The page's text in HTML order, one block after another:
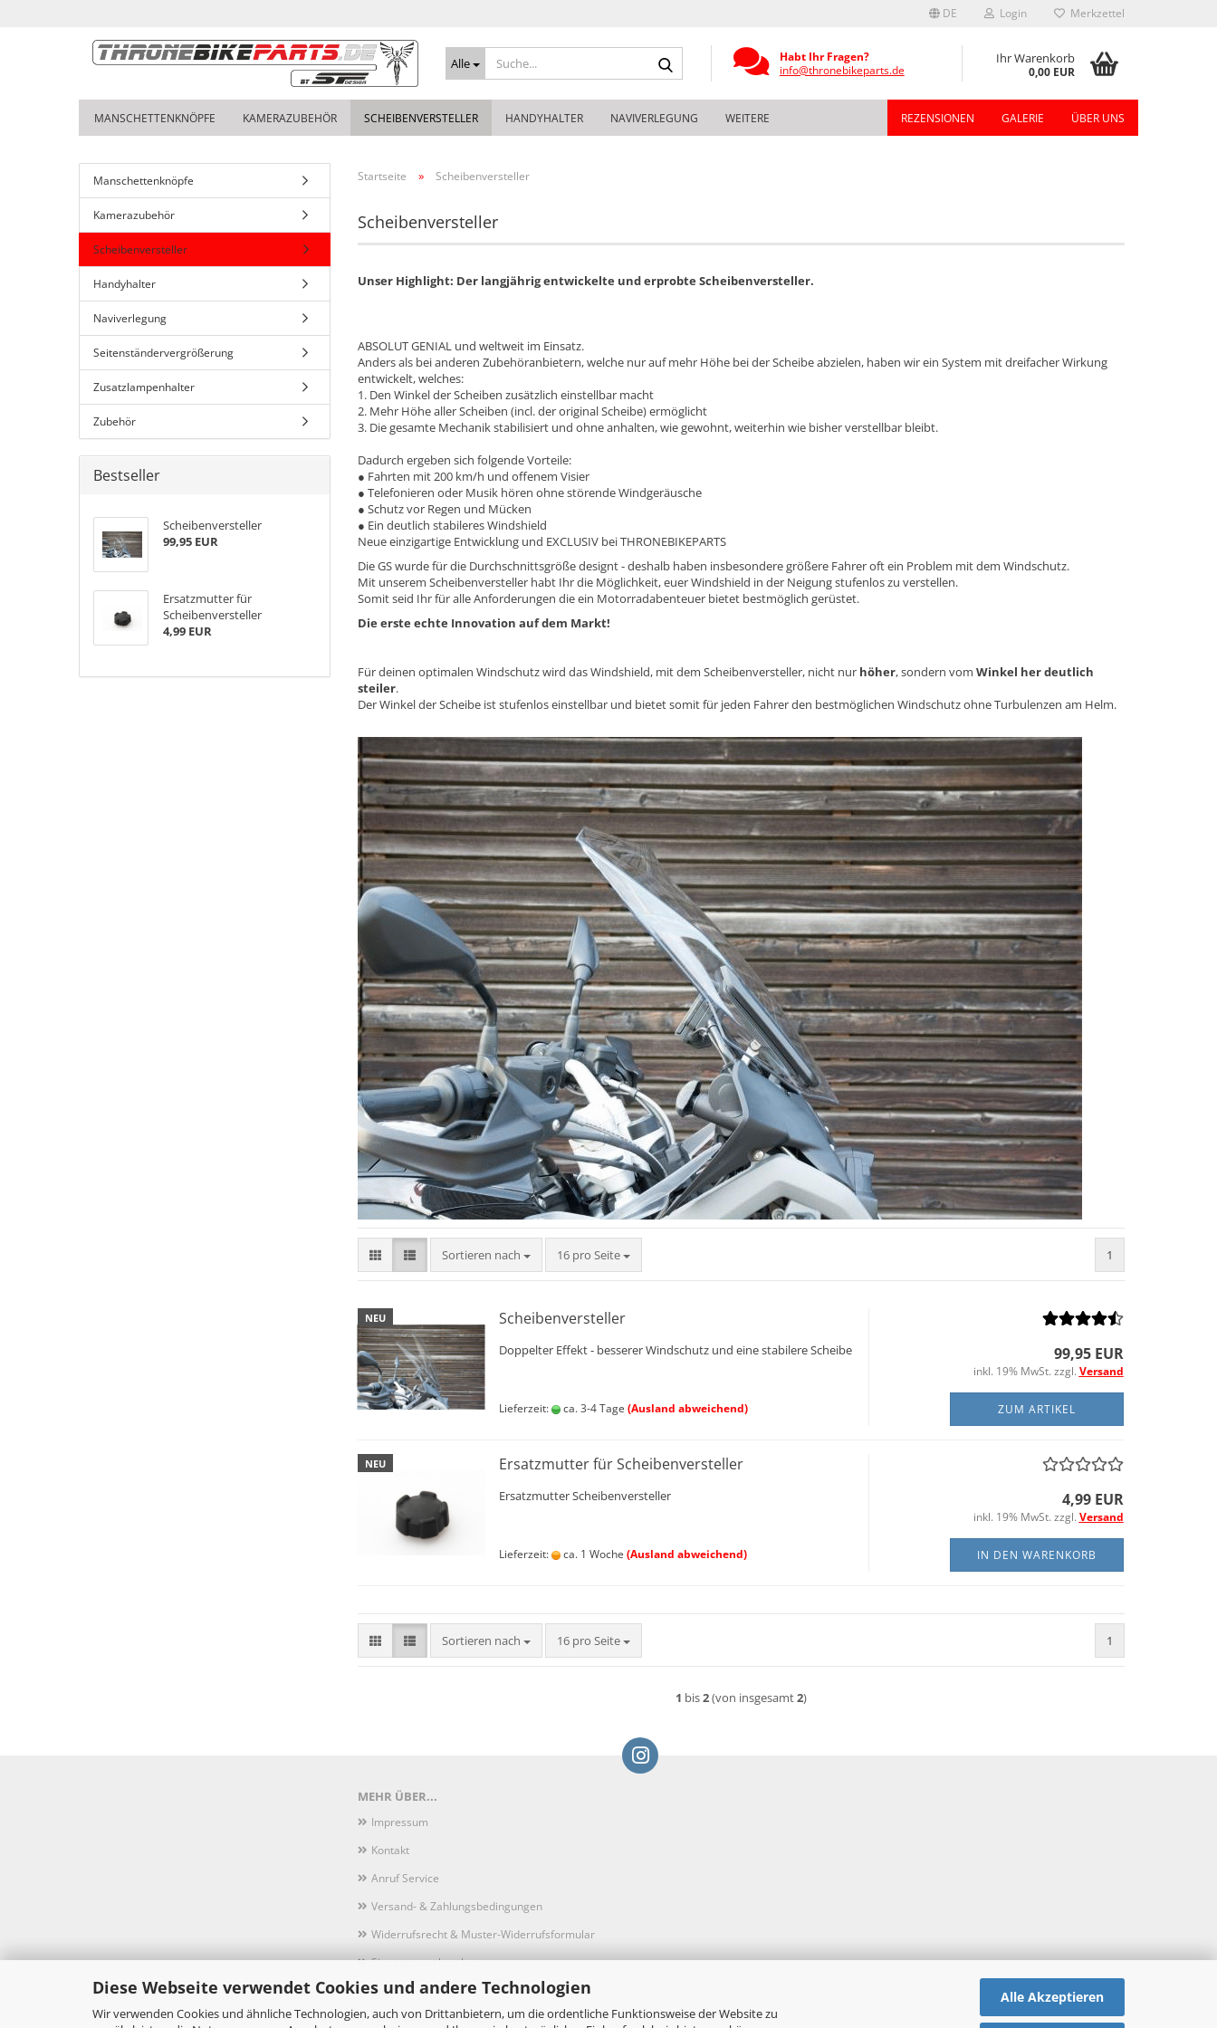
Diese Webseite verwendet Cookies und andere Technologien
Wir verwenden Cookies und ähnliche Technologien, auch von Drittanbietern, um die ordentliche Funktionsweise der Website zu
Alle Akzeptieren
DE Login Merkzettel
Alle
Habt Ihr Fragen?
info@thronebikeparts.de
Ihr Warenkorb
0,00 EUR
MANSCHETTENKNÖPFE KAMERAZUBEHÖR SCHEIBENVERSTELLER HANDYHALTER NAVIVERLEGUNG REZENSIONEN GALERIE ÜBER UNS
WEITERE
Startseite » Scheibenversteller
Scheibenversteller
Unser Highlight: Der langjährig entwickelte und erprobte Scheibenversteller.
ABSOLUT GENIAL und weltweit im Einsatz.
Anders als bei anderen Zubehöranbietern, welche nur auf mehr Höhe bei der Scheibe abzielen, haben wir ein System mit dreifacher Wirkung
entwickelt, welches:
1. Den Winkel der Scheiben zusätzlich einstellbar macht
2. Mehr Höhe aller Scheiben (incl. der original Scheibe) ermöglicht
3. Die gesamte Mechanik stabilisiert und ohne anhalten, wie gewohnt, weiterhin wie bisher verstellbar bleibt.
Dadurch ergeben sich folgende Vorteile:
● Fahrten mit 200 km/h und offenem Visier
● Telefonieren oder Musik hören ohne störende Windgeräusche
● Schutz vor Regen und Mücken
● Ein deutlich stabileres Windshield
Neue einzigartige Entwicklung und EXCLUSIV bei THRONEBIKEPARTS
Die GS wurde für die Durchschnittsgröße designt - deshalb haben insbesondere größere Fahrer oft ein Problem mit dem Windschutz.
Mit unserem Scheibenversteller habt Ihr die Möglichkeit, euer Windshield in der Neigung stufenlos zu verstellen.
Somit seid Ihr für alle Anforderungen die ein Motorradabenteuer bietet bestmöglich gerüstet.
Die erste echte Innovation auf dem Markt!
Für deinen optimalen Windschutz wird das Windshield, mit dem Scheibenversteller, nicht nur höher, sondern vom Winkel her deutlich
steiler.
Der Winkel der Scheibe ist stufenlos einstellbar und bietet somit für jeden Fahrer den bestmöglichen Windschutz ohne Turbulenzen am Helm.
Sortieren nach
Sortieren nach 16 pro Seite
pro Seite 1
NEU Scheibenversteller
Doppelter Effekt - besserer Windschutz und eine stabilere Scheibe
Lieferzeit: ca. 3-4 Tage (Ausland abweichend)
99,95 EUR
inkl. 19% MwSt. zzgl. Versand
ZUM ARTIKEL
NEU Ersatzmutter für Scheibenversteller
Ersatzmutter Scheibenversteller
Lieferzeit: ca. 1 Woche (Ausland abweichend)
4,99 EUR
inkl. 19% MwSt. zzgl. Versand
IN DEN WARENKORB
Sortieren nach
Sortieren nach 16 pro Seite
pro Seite 1
1 bis2(von insgesamt2)
Manschettenknöpfe
Kamerazubehör
Scheibenversteller
Handyhalter
Naviverlegung
Seitenständervergrößerung
Zusatzlampenhalter
Zubehör
Bestseller
Scheibenversteller
99,95 EUR
Ersatzmutter für
Scheibenversteller
4,99 EUR
MEHR ÜBER...
Impressum
Kontakt
Anruf Service
Versand- & Zahlungsbedingungen
Widerrufsrecht & Muster-Widerrufsformular
Sitzung unterbrochen
AGB
Privatsphäre und Datenschutz